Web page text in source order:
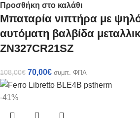
Προσθήκη στο καλάθι
Μπαταρία νιπτήρα με ψηλό
αυτόματη βαλβίδα
ZN327CR21SZ
108,00€ 70,00€ συμπ. ΦΠΑ
-41%